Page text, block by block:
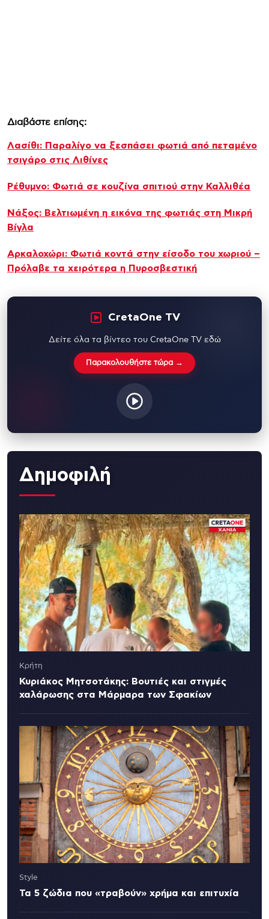
Διαβάστε επίσης:
Λασίθι: Παραλίγο να ξεσπάσει φωτιά από πεταμένο
τσιγάρο στις Λιθίνες
Ρέθυμνο: Φωτιά σε κουζίνα σπιτιού στην Καλλιθέα
Νάξος: Βελτιωμένη η εικόνα της φωτιάς στη Μικρή
Βίγλα
Αρκαλοχώρι: Φωτιά κοντά στην είσοδο του χωριού –
Πρόλαβε τα χειρότερα η Πυροσβεστική
CretaOne TV
Δείτε όλα τα βίντεο του CretaOne TV εδώ
Παρακολουθήστε τώρα →
Δημοφιλή
Κρήτη
Κυριάκος Μητσοτάκης: Βουτιές και στιγμές
χαλάρωσης στα Μάρμαρα των Σφακίων
Style
Τα 5 ζώδια που «τραβούν» χρήμα και επιτυχία